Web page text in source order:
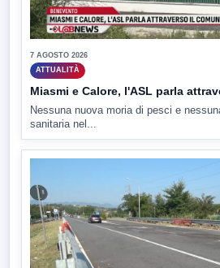
7 AGOSTO 2026
ATTUALITÀ
Miasmi e Calore, l'ASL parla
Nessuna nuova moria di pesci e
sanitaria nel...